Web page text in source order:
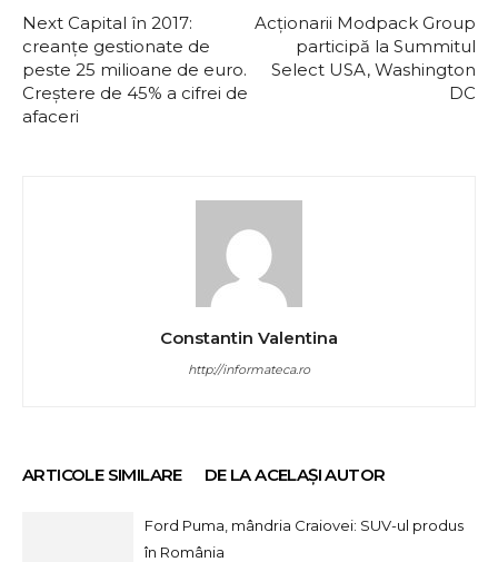
Next Capital în 2017:
creanțe gestionate de
peste 25 milioane de euro.
Creștere de 45% a cifrei de
afaceri
Acționarii Modpack Group
participă la Summitul
Select USA, Washington
DC
Constantin Valentina
http://informateca.ro
ARTICOLE SIMILARE DE LA ACELAȘI AUTOR
Ford Puma, mândria Craiovei: SUV-ul produs
în România